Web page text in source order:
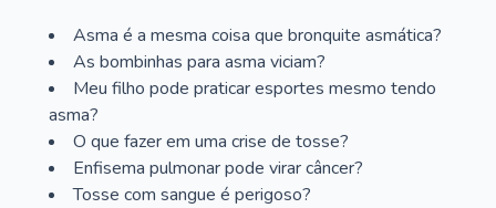
Asma é a mesma coisa que bronquite asmática?
As bombinhas para asma viciam?
Meu filho pode praticar esportes mesmo tendo
asma?
O que fazer em uma crise de tosse?
Enfisema pulmonar pode virar câncer?
Tosse com sangue é perigoso?